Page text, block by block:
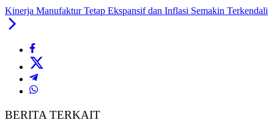
Kinerja Manufaktur Tetap Ekspansif dan Inflasi Semakin Terkendali
BERITA TERKAIT